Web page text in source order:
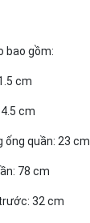
bao gồm:
cm
cm
ống quần: 23 cm
78 cm
32 cm